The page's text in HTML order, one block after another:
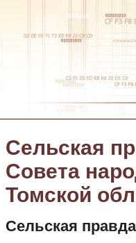
Сельская
Совета
Томской
Сельская